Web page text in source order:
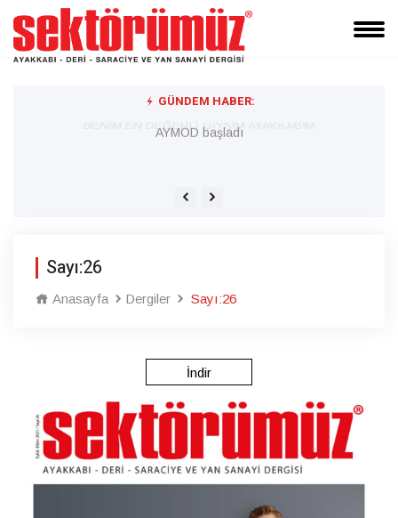
GÜNDEM HABER:
AYMOD başladı
BENİM EN DEĞERLİ GİYSİM AYAKKABIM
Sayı:26
Anasayfa Dergiler Sayı:26
İndir